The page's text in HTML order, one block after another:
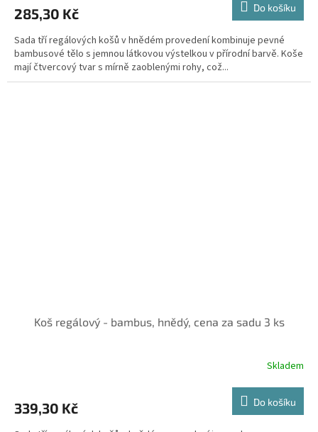
285,30 Kč Do košíku
Sada tří regálových košů v hnědém provedení kombinuje pevné
bambusové tělo s jemnou látkovou výstelkou v přírodní barvě. Koše
mají čtvercový tvar s mírně zaoblenými rohy, což...
Koš regálový - bambus, hnědý, cena za sadu 3 ks
Skladem
339,30 Kč Do košíku